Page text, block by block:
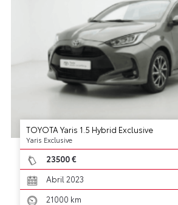
TOYOTA Yaris 1.5 Hybrid Exclusive
Yaris Exclusive
23500 €
Abril 2023
21000 km